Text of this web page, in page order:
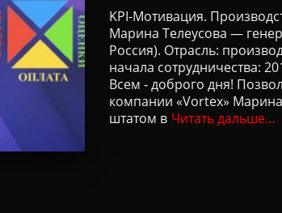
KPI-Мотивация.
Марина Телеусова —
Россия). Отрасль:
начала сотрудничества:
Всем ‑ доброго дня!
компании «Vortex»
штатом в Читать дальше…